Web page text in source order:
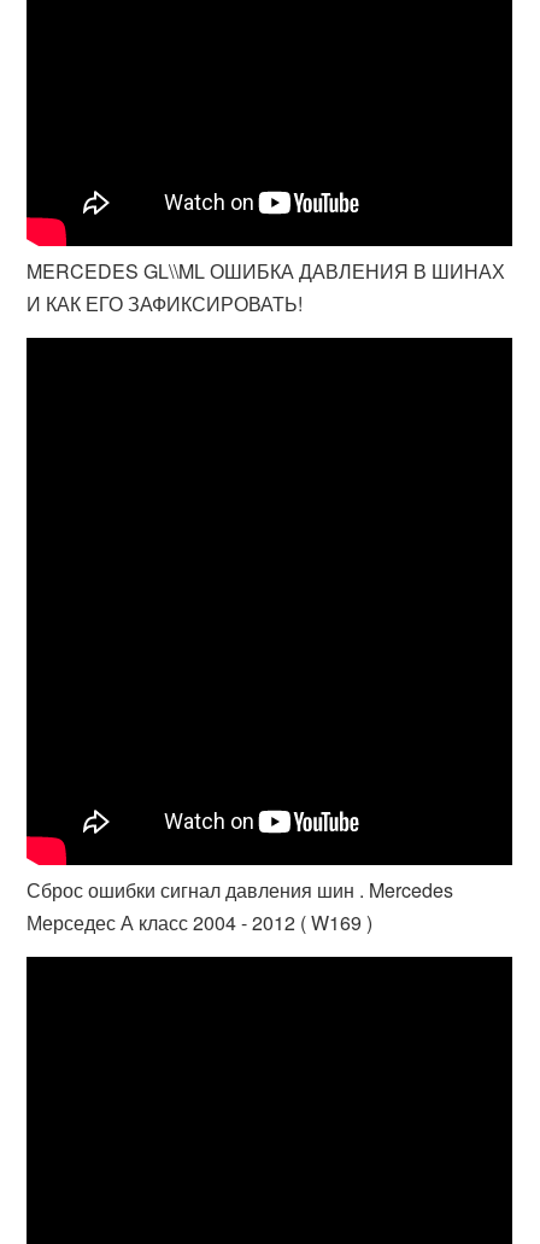
MERCEDES GL\\ML ОШИБКА ДАВЛЕНИЯ В ШИНАХ
И КАК ЕГО ЗАФИКСИРОВАТЬ!
Сброс ошибки сигнал давления шин . Mercedes
Мерседес А класс 2004 - 2012 ( W169 )